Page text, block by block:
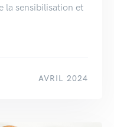
la sensibilisation et
AVRIL 2024